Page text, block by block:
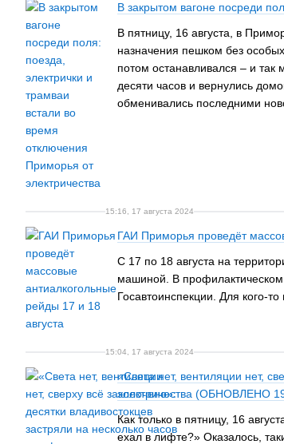
В закрытом вагоне посреди
В пятницу, 16 августа, в
назначения пешком без
потом останавливался – и
десяти часов и вернулись
обменивались последними
15:16, 17 августа 2024
ГАИ Приморья проведёт
С 17 по 18 августа на
машиной. В профилактическом
Госавтоинспекции. Для кого-
15:04, 17 августа 2024
«Света нет, вентиляции нет,
электричества (ОБНОВЛЕНО
Как только в пятницу, 16
ехал в лифте?» Оказалось,